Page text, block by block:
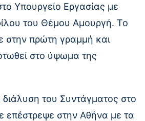
Υπουργείο Εργασίας με
του Θέμου Αμουργή. Το
στην πρώτη γραμμή και
στο ύψωμα της
του Συντάγματος στο
επέστρεψε στην Αθήνα με τα